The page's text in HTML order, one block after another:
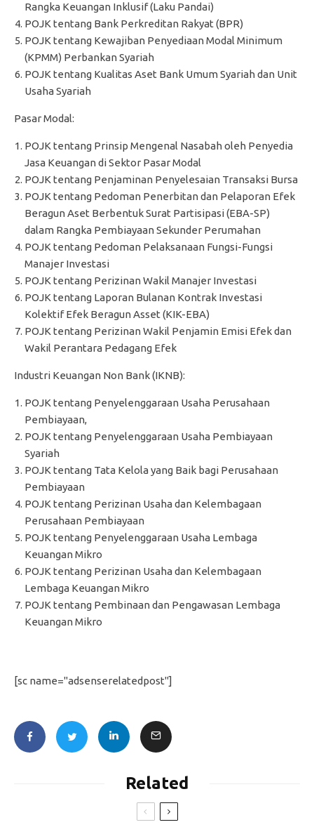
Rangka Keuangan Inklusif (Laku Pandai)
POJK tentang Bank Perkreditan Rakyat (BPR)
POJK tentang Kewajiban Penyediaan Modal Minimum
(KPMM) Perbankan Syariah
POJK tentang Kualitas Aset Bank Umum Syariah dan Unit
Usaha Syariah
Pasar Modal:
POJK tentang Prinsip Mengenal Nasabah oleh Penyedia
Jasa Keuangan di Sektor Pasar Modal
POJK tentang Penjaminan Penyelesaian Transaksi Bursa
POJK tentang Pedoman Penerbitan dan Pelaporan Efek
Beragun Aset Berbentuk Surat Partisipasi (EBA-SP)
dalam Rangka Pembiayaan Sekunder Perumahan
POJK tentang Pedoman Pelaksanaan Fungsi-Fungsi
Manajer Investasi
POJK tentang Perizinan Wakil Manajer Investasi
POJK tentang Laporan Bulanan Kontrak Investasi
Kolektif Efek Beragun Asset (KIK-EBA)
POJK tentang Perizinan Wakil Penjamin Emisi Efek dan
Wakil Perantara Pedagang Efek
Industri Keuangan Non Bank (IKNB):
POJK tentang Penyelenggaraan Usaha Perusahaan
Pembiayaan,
POJK tentang Penyelenggaraan Usaha Pembiayaan
Syariah
POJK tentang Tata Kelola yang Baik bagi Perusahaan
Pembiayaan
POJK tentang Perizinan Usaha dan Kelembagaan
Perusahaan Pembiayaan
POJK tentang Penyelenggaraan Usaha Lembaga
Keuangan Mikro
POJK tentang Perizinan Usaha dan Kelembagaan
Lembaga Keuangan Mikro
POJK tentang Pembinaan dan Pengawasan Lembaga
Keuangan Mikro
[sc name="adsenserelatedpost"]
Related